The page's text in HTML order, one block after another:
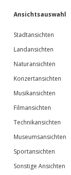
Ansichtsauswahl
Stadtansichten
Landansichten
Naturansichten
Konzertansichten
Musikansichten
Filmansichten
Technikansichten
Museumsansichten
Sportansichten
Sonstige Ansichten